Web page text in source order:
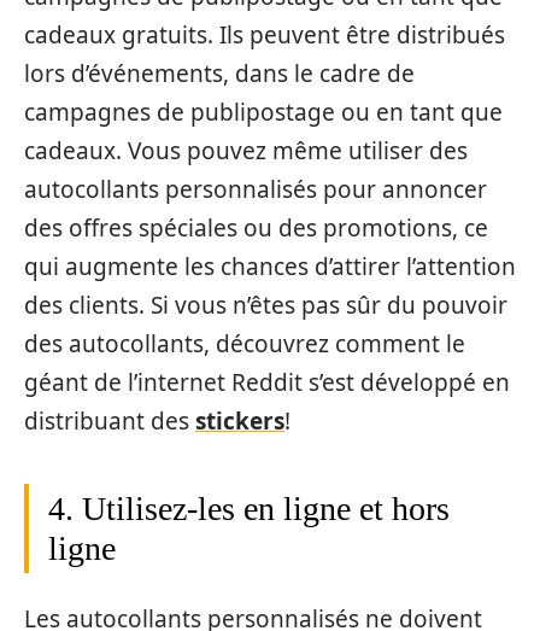
cadeaux gratuits. Ils peuvent être distribués
lors d’événements, dans le cadre de
campagnes de publipostage ou en tant que
cadeaux. Vous pouvez même utiliser des
autocollants personnalisés pour annoncer
des offres spéciales ou des promotions, ce
qui augmente les chances d’attirer l’attention
des clients. Si vous n’êtes pas sûr du pouvoir
des autocollants, découvrez comment le
géant de l’internet Reddit s’est développé en
distribuant desstickers!
4. Utilisez-les en ligne et hors
ligne
Les autocollants personnalisés ne doivent